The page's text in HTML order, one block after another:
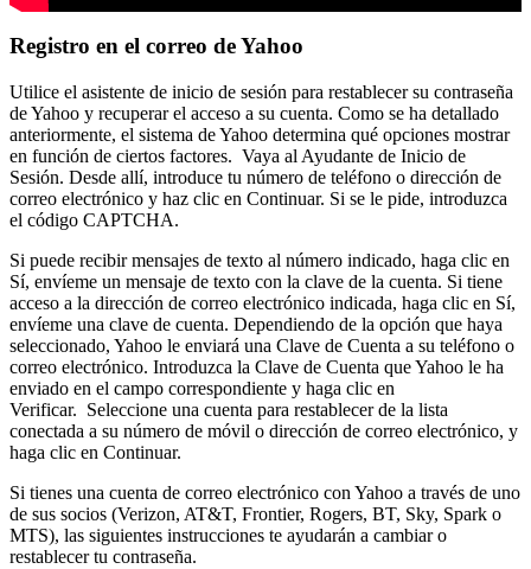
Registro en el correo de Yahoo
Utilice el asistente de inicio de sesión para restablecer su contraseña
de Yahoo y recuperar el acceso a su cuenta. Como se ha detallado
anteriormente, el sistema de Yahoo determina qué opciones mostrar
en función de ciertos factores. Vaya al Ayudante de Inicio de
Sesión. Desde allí, introduce tu número de teléfono o dirección de
correo electrónico y haz clic en Continuar. Si se le pide, introduzca
el código CAPTCHA.
Si puede recibir mensajes de texto al número indicado, haga clic en
Sí, envíeme un mensaje de texto con la clave de la cuenta. Si tiene
acceso a la dirección de correo electrónico indicada, haga clic en Sí,
envíeme una clave de cuenta. Dependiendo de la opción que haya
seleccionado, Yahoo le enviará una Clave de Cuenta a su teléfono o
correo electrónico. Introduzca la Clave de Cuenta que Yahoo le ha
enviado en el campo correspondiente y haga clic en
Verificar. Seleccione una cuenta para restablecer de la lista
conectada a su número de móvil o dirección de correo electrónico, y
haga clic en Continuar.
Si tienes una cuenta de correo electrónico con Yahoo a través de uno
de sus socios (Verizon, AT&T, Frontier, Rogers, BT, Sky, Spark o
MTS), las siguientes instrucciones te ayudarán a cambiar o
restablecer tu contraseña.